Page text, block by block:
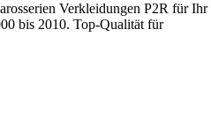
Verkleidungen P2R für Ihr
bis 2010. Top-Qualität für